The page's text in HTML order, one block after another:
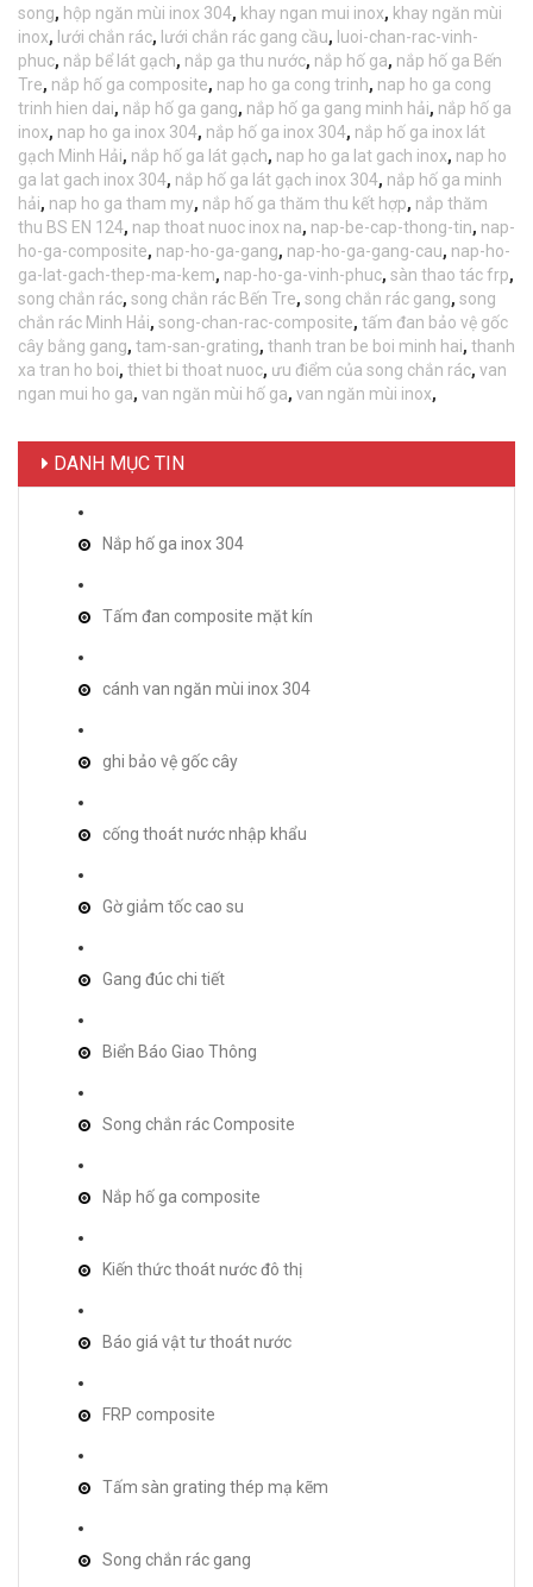
song, hộp ngăn mùi inox 304, khay ngan mui inox, khay ngăn mùi
inox, lưới chắn rác, lưới chắn rác gang cầu, luoi-chan-rac-vinh-
phuc, nắp bể lát gạch, nắp ga thu nước, nắp hố ga, nắp hố ga Bến
Tre, nắp hố ga composite, nap ho ga cong trinh, nap ho ga cong
trinh hien dai, nắp hố ga gang, nắp hố ga gang minh hải, nắp hố ga
inox, nap ho ga inox 304, nắp hố ga inox 304, nắp hố ga inox lát
gạch Minh Hải, nắp hố ga lát gạch, nap ho ga lat gach inox, nap ho
ga lat gach inox 304, nắp hố ga lát gạch inox 304, nắp hố ga minh
hải, nap ho ga tham my, nắp hố ga thăm thu kết hợp, nắp thăm
thu BS EN 124, nap thoat nuoc inox na, nap-be-cap-thong-tin, nap-
ho-ga-composite, nap-ho-ga-gang, nap-ho-ga-gang-cau, nap-ho-
ga-lat-gach-thep-ma-kem, nap-ho-ga-vinh-phuc, sàn thao tác frp,
song chắn rác, song chắn rác Bến Tre, song chắn rác gang, song
chắn rác Minh Hải, song-chan-rac-composite, tấm đan bảo vệ gốc
cây bằng gang, tam-san-grating, thanh tran be boi minh hai, thanh
xa tran ho boi, thiet bi thoat nuoc, ưu điểm của song chắn rác, van
ngan mui ho ga, van ngăn mùi hố ga, van ngăn mùi inox,
DANH MỤC TIN
Nắp hố ga inox 304
Tấm đan composite mặt kín
cánh van ngăn mùi inox 304
ghi bảo vệ gốc cây
cống thoát nước nhập khẩu
Gờ giảm tốc cao su
Gang đúc chi tiết
Biển Báo Giao Thông
Song chắn rác Composite
Nắp hố ga composite
Kiến thức thoát nước đô thị
Báo giá vật tư thoát nước
FRP composite
Tấm sàn grating thép mạ kẽm
Song chắn rác gang